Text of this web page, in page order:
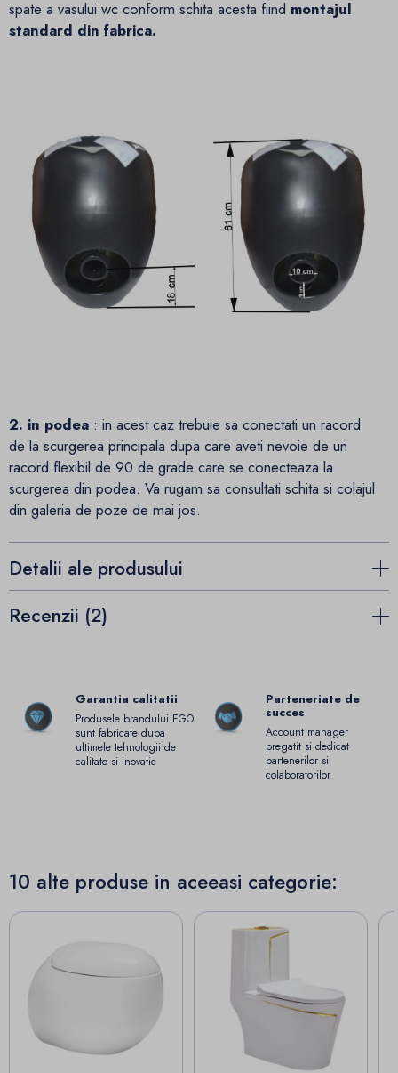
spate a vasului wc conform schita acesta fiind montajul
standard din fabrica.
2. in podea : in acest caz trebuie sa conectati un racord
de la scurgerea principala dupa care aveti nevoie de un
racord flexibil de 90 de grade care se conecteaza la
scurgerea din podea. Va rugam sa consultati schita si colajul
din galeria de poze de mai jos.
Detalii ale produsului
Recenzii (2)
Garantia calitatii
Produsele brandului EGO
sunt fabricate dupa
ultimele tehnologii de
calitate si inovatie
Parteneriate de
succes
Account manager
pregatit si dedicat
partenerilor si
colaboratorilor
10 alte produse in aceeasi categorie: